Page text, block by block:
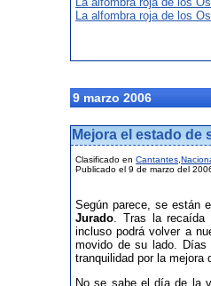
La alfombra roja de los
9 marzo 2006
Mejora el estado de
Clasificado en Cantantes
Publicado el 9 de marzo del
Según parece, se están
Jurado. Tras la recaída
incluso podrá volver a
movido de su lado.
tranquilidad por la mejora
No se sabe el día de la